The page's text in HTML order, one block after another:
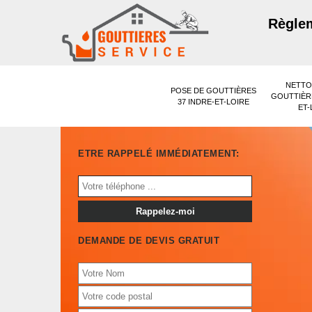
POSE DE GOUTTIÈRES
37 INDRE-ET-LOIRE
ET-
ETRE RAPPELÉ IMMÉDIATEMENT:
DEMANDE DE DEVIS GRATUIT